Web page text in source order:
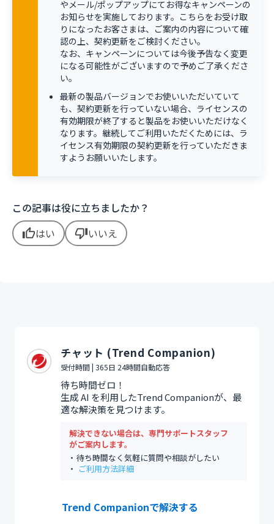
やメール/ポップアップにてお得なキャンペーンの
お知らせを実施しております。こちらをお受け取
りになったお客さまは、ご案内の内容について確
認の上、契約更新をご検討ください。
なお、キャンペーンについては今後予告なく変更
になる可能性がございますので予めご了承くださ
い。
最新の製品バージョンでお使いいただいていて
も、契約更新を行っていない場合、ライセンスの
有効期限が終了すると製品をお使いいただけなく
なります。継続してご利用いただくためには、ラ
イセンス有効期限の契約更新を行っていただきま
すようお願いいたします。
この記事は役に立ちましたか？
thumb_upはい thumb_downいいえ
チャット (Trend Companion)
受付時間 | 365日 24時間自動応答
待ち時間ゼロ！
生成 AI を利用したTrend Companionが、最
適な解決策を見つけます。
解決できない場合は、専門サポートスタッフ
がご案内します。
待ち時間なく気軽に質問や相談がしたい
ご利用方法詳細
Trend Companionで解決する